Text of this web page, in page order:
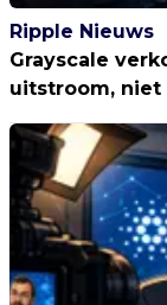
Ripple Nieuws
Grayscale
uitstroom, niet